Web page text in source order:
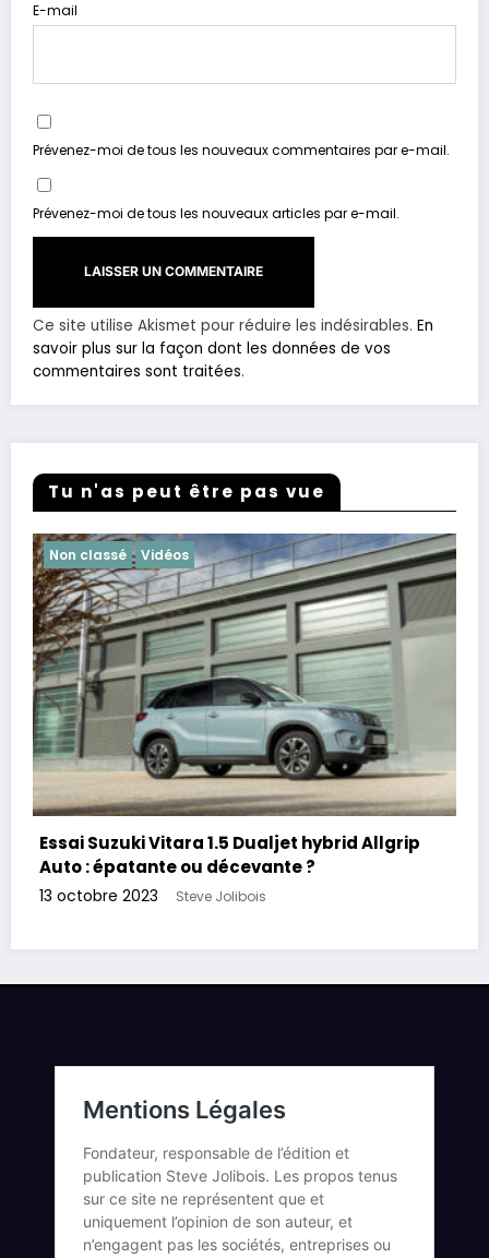
E-mail
Prévenez-moi de tous les nouveaux commentaires par e-mail.
Prévenez-moi de tous les nouveaux articles par e-mail.
Ce site utilise Akismet pour réduire les indésirables. En
savoir plus sur la façon dont les données de vos
commentaires sont traitées.
Tu n'as peut être pas vue
Non classé Vidéos
Essai Suzuki Vitara 1.5 Dualjet hybrid Allgrip
Auto : épatante ou décevante ?
13 octobre 2023 Steve Jolibois